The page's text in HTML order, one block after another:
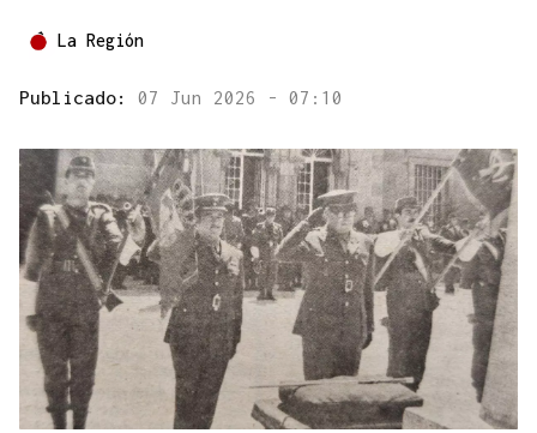
La Región
Publicado: 07 Jun 2026 - 07:10